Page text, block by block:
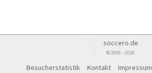
soccero.de
© 2006 - 2026
Besucherstatistik Kontakt Impressum